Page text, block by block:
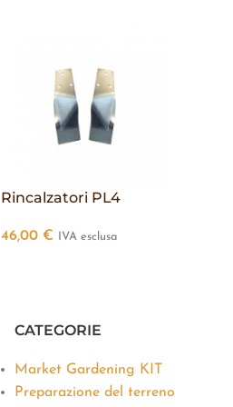
Rincalzatori PL4
46,00 € IVA esclusa
CATEGORIE
Market Gardening KIT
Preparazione del terreno